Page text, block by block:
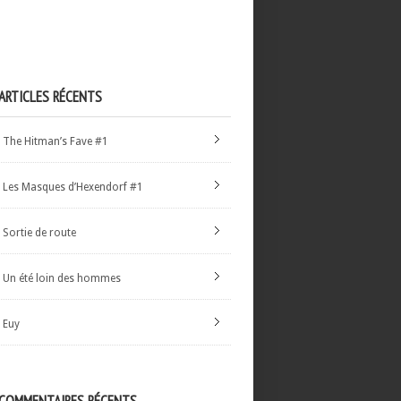
RÉCENTS
The Hitman’s Fave #1
Les Masques d’Hexendorf #1
Sortie de route
Un été loin des hommes
Euy